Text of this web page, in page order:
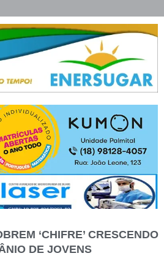
‘CHIFRE’ CRESCENDO
DE JOVENS